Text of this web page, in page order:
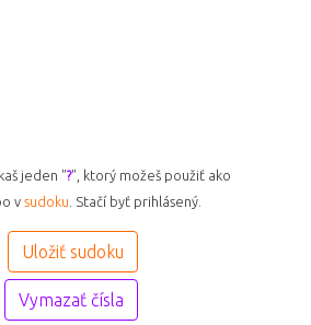
jeden "?", ktorý možeš použiť ako
v sudoku . Stačí byť prihlásený.